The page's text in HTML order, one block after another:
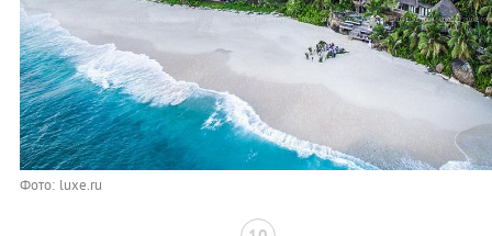
Фото: luxe.ru